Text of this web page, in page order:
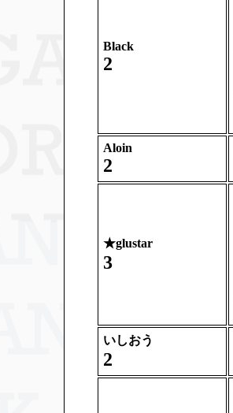
Black
2
Aloin
2
★glustar
3
いしおう
2